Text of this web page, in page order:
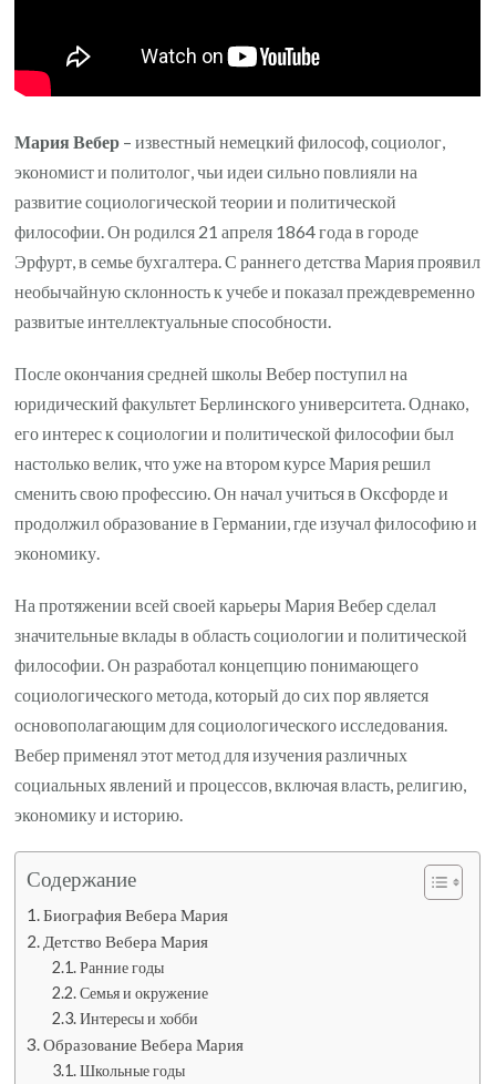
Мария Вебер – известный немецкий философ, социолог,
экономист и политолог, чьи идеи сильно повлияли на
развитие социологической теории и политической
философии. Он родился 21 апреля 1864 года в городе
Эрфурт, в семье бухгалтера. С раннего детства Мария проявил
необычайную склонность к учебе и показал преждевременно
развитые интеллектуальные способности.
После окончания средней школы Вебер поступил на
юридический факультет Берлинского университета. Однако,
его интерес к социологии и политической философии был
настолько велик, что уже на втором курсе Мария решил
сменить свою профессию. Он начал учиться в Оксфорде и
продолжил образование в Германии, где изучал философию и
экономику.
На протяжении всей своей карьеры Мария Вебер сделал
значительные вклады в область социологии и политической
философии. Он разработал концепцию понимающего
социологического метода, который до сих пор является
основополагающим для социологического исследования.
Вебер применял этот метод для изучения различных
социальных явлений и процессов, включая власть, религию,
экономику и историю.
Содержание
Биография Вебера Мария
Детство Вебера Мария
Ранние годы
Семья и окружение
Интересы и хобби
Образование Вебера Мария
Школьные годы